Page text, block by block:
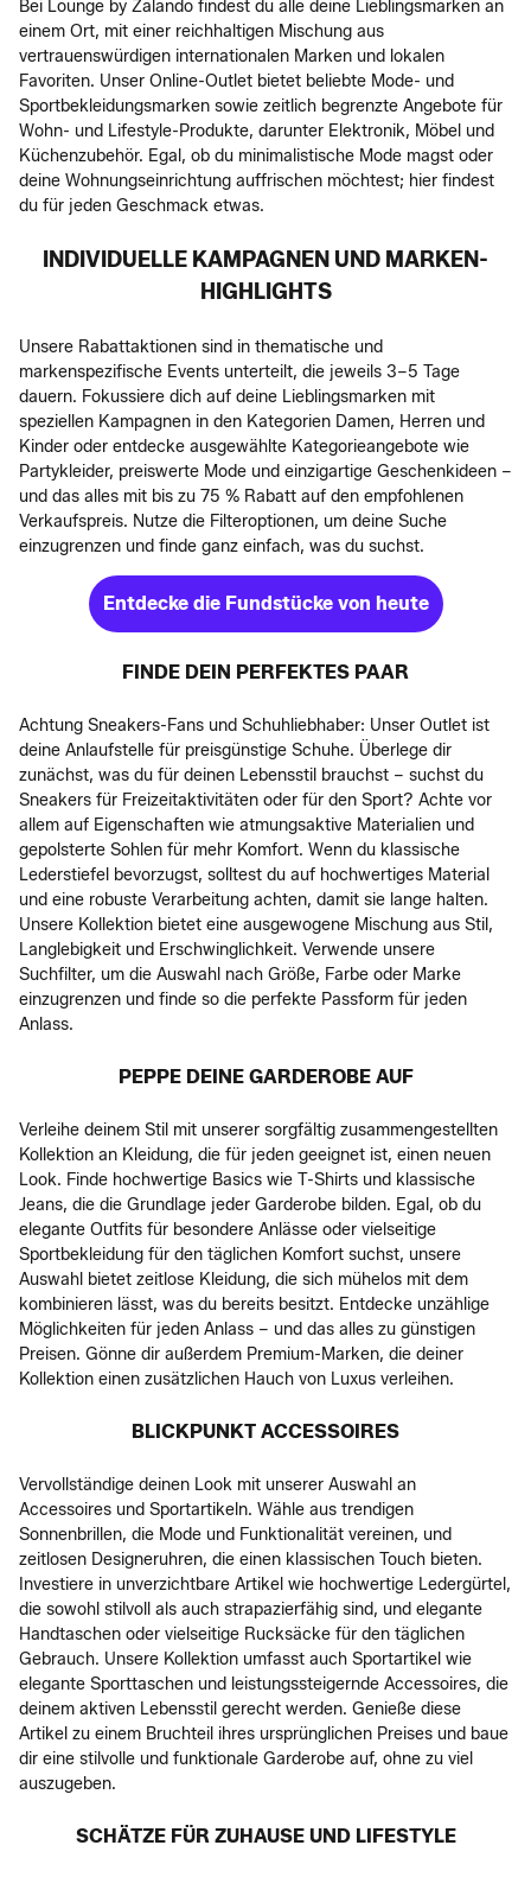
Bei Lounge by Zalando findest du alle deine Lieblingsmarken an
einem Ort, mit einer reichhaltigen Mischung aus
vertrauenswürdigen internationalen Marken und lokalen
Favoriten. Unser Online-Outlet bietet beliebte Mode- und
Sportbekleidungsmarken sowie zeitlich begrenzte Angebote für
Wohn- und Lifestyle-Produkte, darunter Elektronik, Möbel und
Küchenzubehör. Egal, ob du minimalistische Mode magst oder
deine Wohnungseinrichtung auffrischen möchtest; hier findest
du für jeden Geschmack etwas.
INDIVIDUELLE KAMPAGNEN UND MARKEN-
HIGHLIGHTS
Unsere Rabattaktionen sind in thematische und
markenspezifische Events unterteilt, die jeweils 3–5 Tage
dauern. Fokussiere dich auf deine Lieblingsmarken mit
speziellen Kampagnen in den Kategorien Damen, Herren und
Kinder oder entdecke ausgewählte Kategorieangebote wie
Partykleider, preiswerte Mode und einzigartige Geschenkideen –
und das alles mit bis zu 75 % Rabatt auf den empfohlenen
Verkaufspreis. Nutze die Filteroptionen, um deine Suche
einzugrenzen und finde ganz einfach, was du suchst.
Entdecke die Fundstücke von heute
FINDE DEIN PERFEKTES PAAR
Achtung Sneakers-Fans und Schuhliebhaber: Unser Outlet ist
deine Anlaufstelle für preisgünstige Schuhe. Überlege dir
zunächst, was du für deinen Lebensstil brauchst – suchst du
Sneakers für Freizeitaktivitäten oder für den Sport? Achte vor
allem auf Eigenschaften wie atmungsaktive Materialien und
gepolsterte Sohlen für mehr Komfort. Wenn du klassische
Lederstiefel bevorzugst, solltest du auf hochwertiges Material
und eine robuste Verarbeitung achten, damit sie lange halten.
Unsere Kollektion bietet eine ausgewogene Mischung aus Stil,
Langlebigkeit und Erschwinglichkeit. Verwende unsere
Suchfilter, um die Auswahl nach Größe, Farbe oder Marke
einzugrenzen und finde so die perfekte Passform für jeden
Anlass.
PEPPE DEINE GARDEROBE AUF
Verleihe deinem Stil mit unserer sorgfältig zusammengestellten
Kollektion an Kleidung, die für jeden geeignet ist, einen neuen
Look. Finde hochwertige Basics wie T-Shirts und klassische
Jeans, die die Grundlage jeder Garderobe bilden. Egal, ob du
elegante Outfits für besondere Anlässe oder vielseitige
Sportbekleidung für den täglichen Komfort suchst, unsere
Auswahl bietet zeitlose Kleidung, die sich mühelos mit dem
kombinieren lässt, was du bereits besitzt. Entdecke unzählige
Möglichkeiten für jeden Anlass – und das alles zu günstigen
Preisen. Gönne dir außerdem Premium-Marken, die deiner
Kollektion einen zusätzlichen Hauch von Luxus verleihen.
BLICKPUNKT ACCESSOIRES
Vervollständige deinen Look mit unserer Auswahl an
Accessoires und Sportartikeln. Wähle aus trendigen
Sonnenbrillen, die Mode und Funktionalität vereinen, und
zeitlosen Designeruhren, die einen klassischen Touch bieten.
Investiere in unverzichtbare Artikel wie hochwertige Ledergürtel,
die sowohl stilvoll als auch strapazierfähig sind, und elegante
Handtaschen oder vielseitige Rucksäcke für den täglichen
Gebrauch. Unsere Kollektion umfasst auch Sportartikel wie
elegante Sporttaschen und leistungssteigernde Accessoires, die
deinem aktiven Lebensstil gerecht werden. Genieße diese
Artikel zu einem Bruchteil ihres ursprünglichen Preises und baue
dir eine stilvolle und funktionale Garderobe auf, ohne zu viel
auszugeben.
SCHÄTZE FÜR ZUHAUSE UND LIFESTYLE